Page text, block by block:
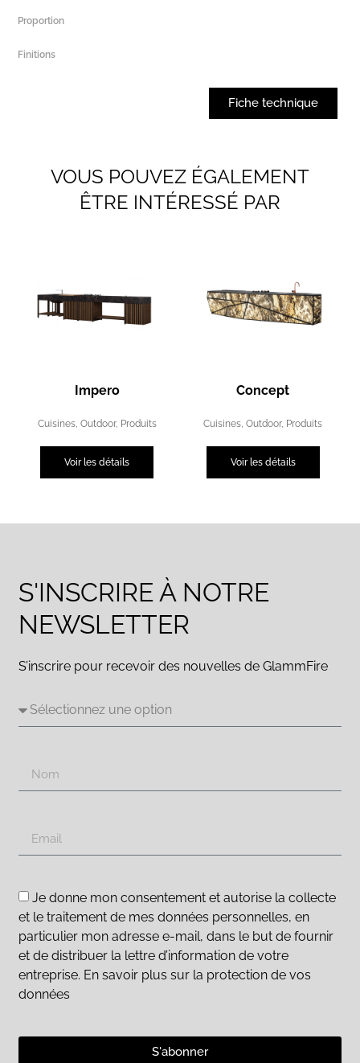
Proportion
Finitions
Fiche technique
VOUS POUVEZ ÉGALEMENT
ÊTRE INTÉRESSÉ PAR
Impero
Cuisines, Outdoor, Produits
Voir les détails
Concept
Cuisines,Outdoor, Produits
Voir les détails
S'INSCRIRE À NOTRE
NEWSLETTER
S’inscrire pour recevoir des nouvelles de GlammFire
Je donne mon consentement et autorise la collecte
et le traitement de mes données personnelles, en
particulier mon adresse e-mail, dans le but de fournir
et de distribuer la lettre d’information de votre
entreprise. En savoir plus sur la protection de vos
données
S'abonner